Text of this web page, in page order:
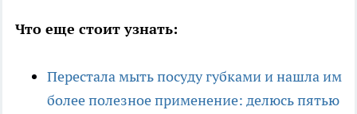
Что еще стоит узнать:
Перестала мыть посуду губками и нашла им
более полезное применение: делюсь пятью